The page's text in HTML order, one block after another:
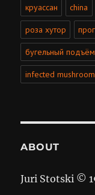
круассан china
роза хутор
бугельный
infected mushroom
ABOUT
Juri Stotski ©